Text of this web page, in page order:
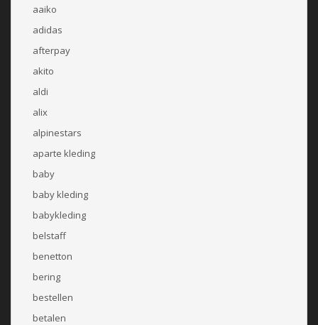
aaiko
adidas
afterpay
akito
aldi
alix
alpinestars
aparte kleding
baby
baby kleding
babykleding
belstaff
benetton
bering
bestellen
betalen